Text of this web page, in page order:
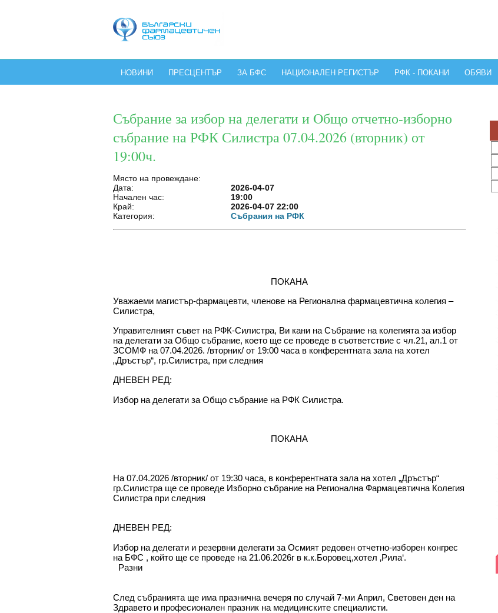
НОВИНИ ПРЕСЦЕНТЪР ЗА БФС НАЦИОНАЛЕН РЕГИСТЪР РФК - ПОКАНИ ОБЯВИ
Събрание за избор на делегати и Oбщо отчетно-изборно
събрание на РФК Силистра 07.04.2026 (вторник) от
19:00ч.
Място на провеждане:
Дата:
2026-04-07
Начален час:
19:00
Край:
2026-04-07 22:00
Категория:
Събрания на РФК
ПОКАНА
Уважаеми магистър-фармацевти, членове на Регионална фармацевтична колегия –
Силистра,
Управителният съвет на РФК-Силистра, Ви кани на Събрание на колегията за избор
на делегати за Общо събрание, което ще се проведе в съответствие с чл.21, ал.1 от
ЗСОМФ на 07.04.2026. /вторник/ от 19:00 часа в конферентната зала на хотел
„Дръстър“, гр.Силистра, при следния
ДНЕВЕН РЕД:
Избор на делегати за Общо събрание на РФК Силистра.
ПОКАНА
На 07.04.2026 /вторник/ от 19:30 часа, в конферентната зала на хотел „Дръстър“
гр.Силистра ще се проведе Изборно събрание на Регионална Фармацевтична Колегия
Силистра при следния
ДНЕВЕН РЕД:
Избор на делегати и резервни делегати за Осмият редовен отчетно-изборен конгрес
на БФС , който ще се проведе на 21.06.2026г в к.к.Боровец,хотел ‚Рила‘.
Разни
След събранията ще има празнична вечеря по случай 7-ми Април, Световен ден на
Здравето и професионален празник на медицинските специалисти.